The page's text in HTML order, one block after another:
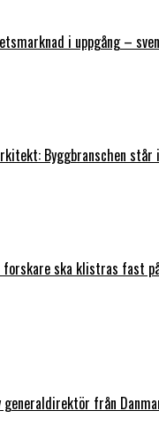
i uppgång –
Byggbranschen
ska klistras fast
generaldirektör från